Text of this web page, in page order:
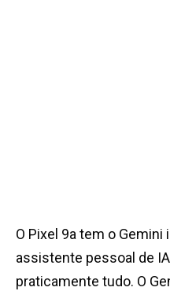
O Pixel 9a tem o
assistente pessoal de
praticamente tudo. O